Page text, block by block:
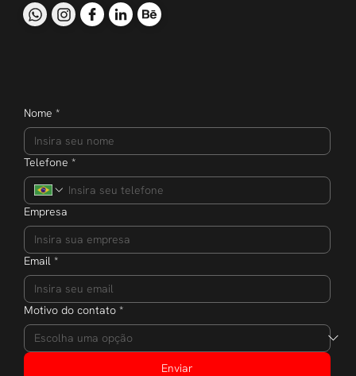
Nome *
Telefone *
Empresa
Email *
Motivo do contato *
Enviar